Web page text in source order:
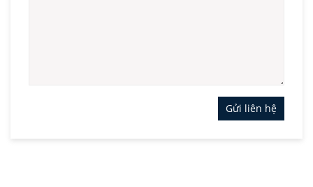
Gửi liên hệ